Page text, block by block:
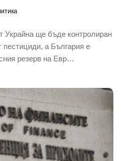
Украйна ще бъде контролиран
пестициди, а България е
резерв на Евр…